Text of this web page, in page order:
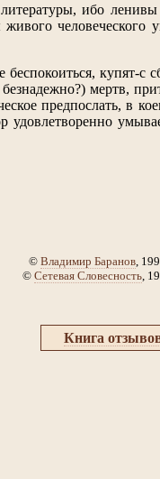
ибо
человеческого
беспокоиться,
мертв,
предпослать, в
© Владимир Баранов ,
© Сетевая Словесность ,
Книга